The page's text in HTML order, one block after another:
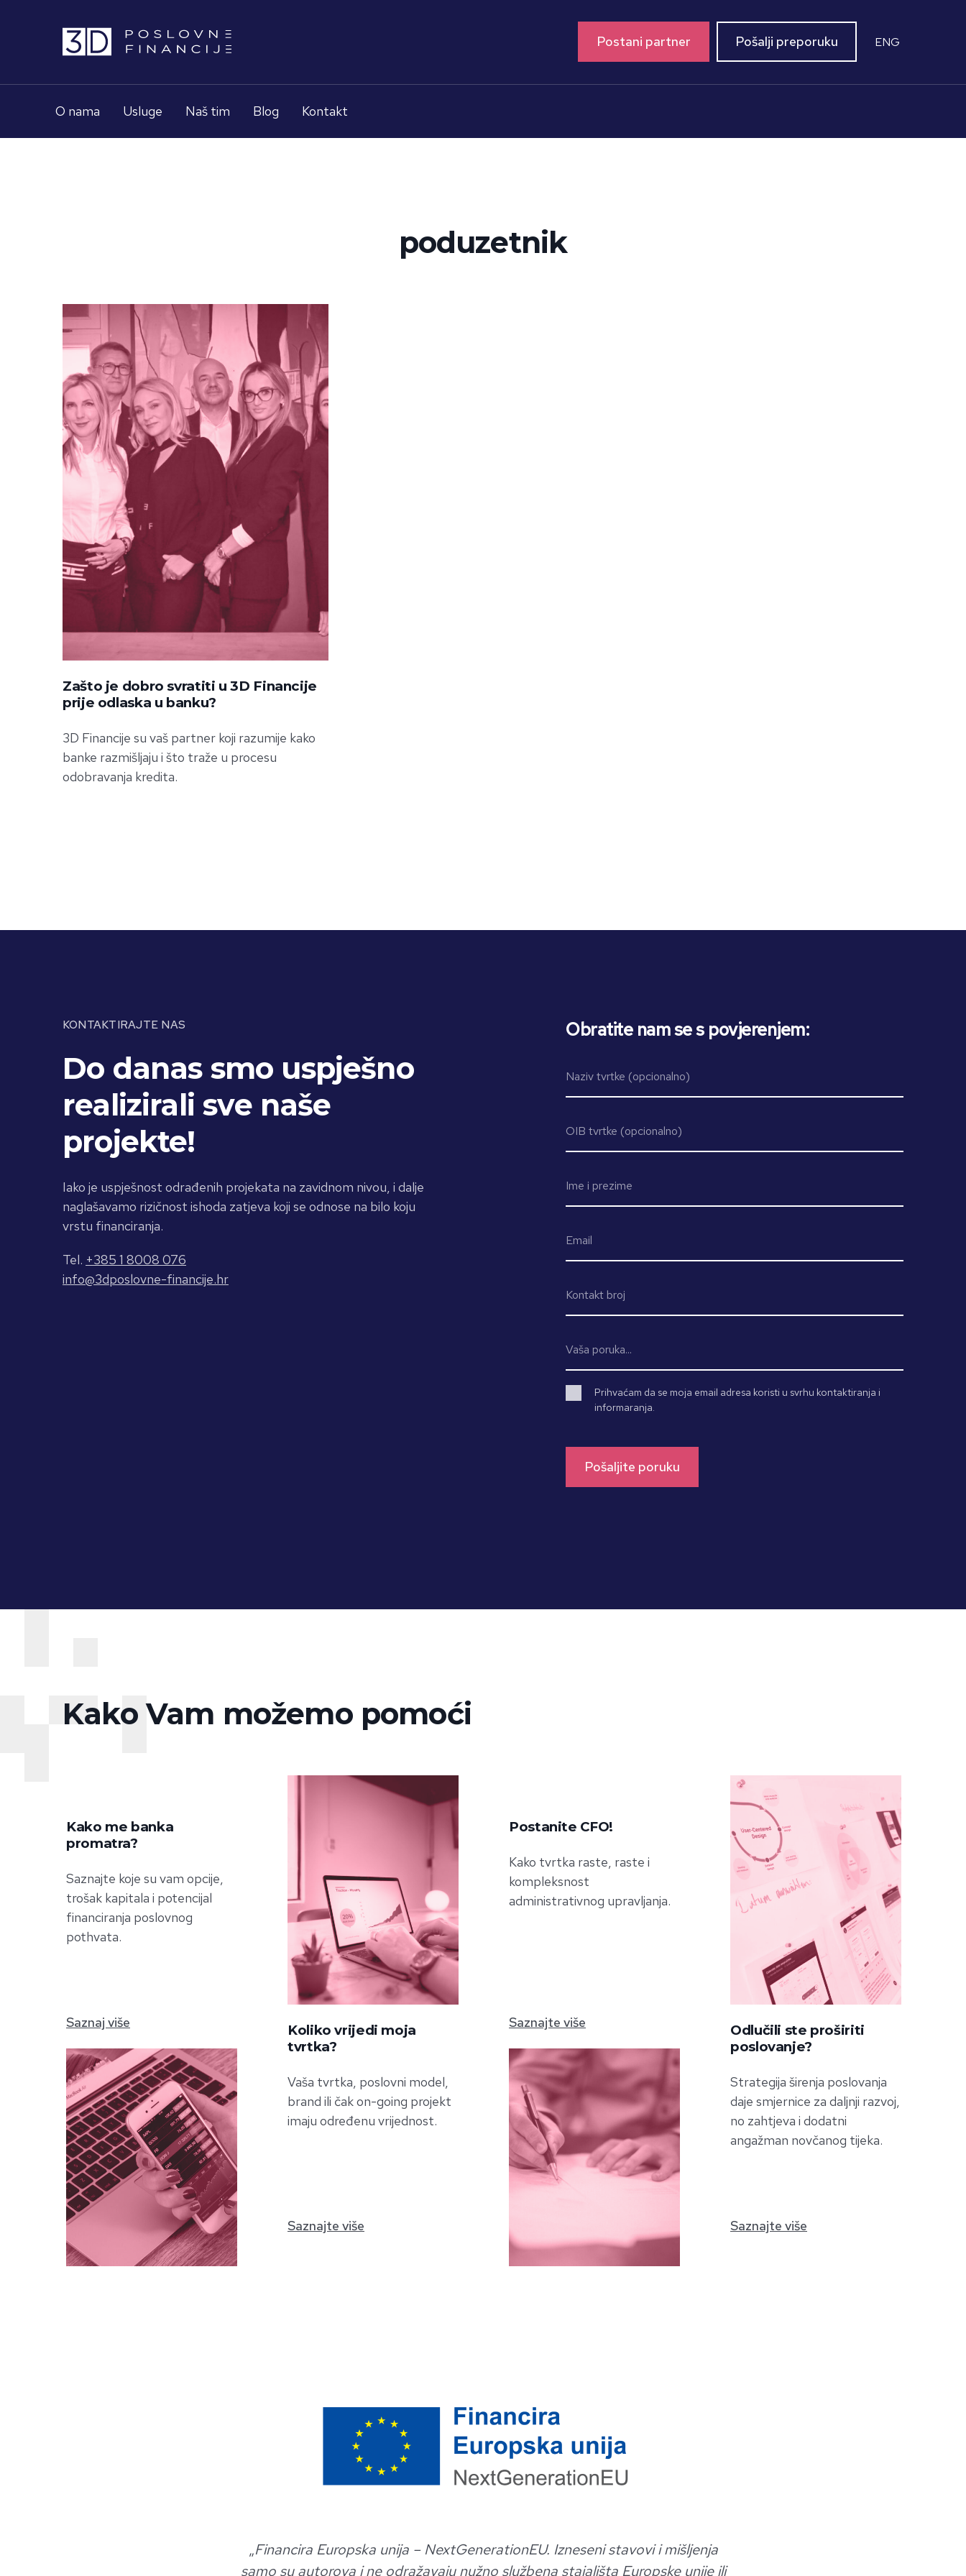
Postani partner Pošalji preporuku ENG
O nama Usluge Naš tim Blog Kontakt
poduzetnik
Zašto je dobro svratiti u 3D Financije
prije odlaska u banku?
3D Financije su vaš partner koji razumije kako
banke razmišljaju i što traže u procesu
odobravanja kredita.
KONTAKTIRAJTE NAS
Do danas smo uspješno
realizirali sve naše
projekte!
Iako je uspješnost odrađenih projekata na zavidnom nivou, i dalje
naglašavamo rizičnost ishoda zatjeva koji se odnose na bilo koju
vrstu financiranja.
Tel. +385 1 8008 076
info@3dposlovne-financije.hr
Obratite nam se s povjerenjem:
Prihvaćam da se moja email adresa koristi u svrhu kontaktiranja i
informaranja.
Kako Vam možemo pomoći
Kako me banka
promatra?
Saznajte koje su vam opcije,
trošak kapitala i potencijal
financiranja poslovnog
pothvata.
Saznaj više
Koliko vrijedi moja
tvrtka?
Vaša tvrtka, poslovni model,
brand ili čak on-going projekt
imaju određenu vrijednost.
Saznajte više
Postanite CFO!
Kako tvrtka raste, raste i
kompleksnost
administrativnog upravljanja.
Saznajte više
Odlučili ste proširiti
poslovanje?
Strategija širenja poslovanja
daje smjernice za daljnji razvoj,
no zahtjeva i dodatni
angažman novčanog tijeka.
Saznajte više
„Financira Europska unija – NextGenerationEU. Izneseni stavovi i mišljenja
samo su autorova i ne odražavaju nužno službena stajališta Europske unije ili